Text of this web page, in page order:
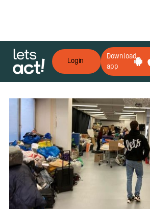
Login
Download
app
Zurück